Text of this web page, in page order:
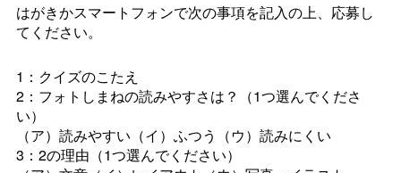
はがきかスマートフォンで次の事項を記入の上、応募し
てください。
1：クイズのこたえ
2：フォトしまねの読みやすさは？（1つ選んでくださ
い）
（ア）読みやすい（イ）ふつう（ウ）読みにくい
3：2の理由（1つ選んでください）